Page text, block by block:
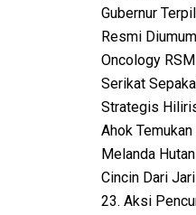
Gubernur
Resmi
Oncology
Serikat
Strategis
Ahok
Melanda
Cincin Dari
23. Aksi